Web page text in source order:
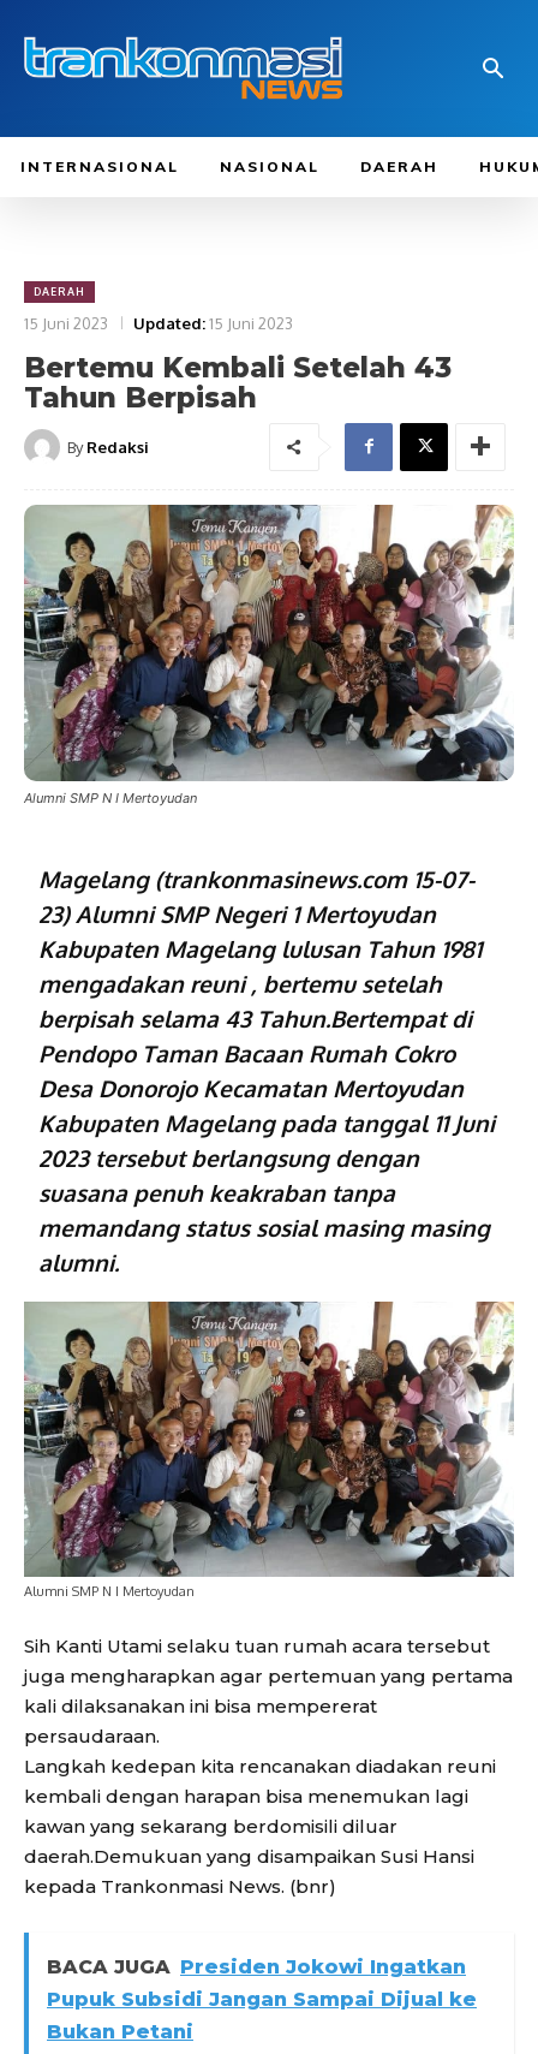
INTERNASIONAL NASIONAL DAERAH
DAERAH
15 Juni 2023 Updated:15 Juni 2023
Bertemu Kembali Setelah 43
Tahun Berpisah
By Redaksi
Alumni SMP N I Mertoyudan
Magelang (trankonmasinews.com 15-07-
23) Alumni SMP Negeri 1 Mertoyudan
Kabupaten Magelanglulusan Tahun 1981
mengadakan reuni , bertemu setelah
berpisah selama 43 Tahun.Bertempat di
Pendopo Taman Bacaan Rumah Cokro
Desa Donorojo Kecamatan Mertoyudan
Kabupaten Magelangpada tanggal 11 Juni
2023 tersebut berlangsung dengan
suasana penuh keakraban tanpa
memandang status sosial masing masing
alumni.
Alumni SMP N I Mertoyudan
Sih Kanti Utami selaku tuan rumah acara tersebut
juga mengharapkan agar pertemuan yang pertama
kali dilaksanakan ini bisa mempererat
persaudaraan.
Langkah kedepan kita rencanakan diadakan reuni
kembali dengan harapan bisa menemukan lagi
kawan yang sekarang berdomisili diluar
daerah.Demukuan yang disampaikan Susi Hansi
kepada Trankonmasi News. (bnr)
BACA JUGA Presiden Jokowi Ingatkan
Pupuk Subsidi Jangan Sampai Dijual ke
Bukan Petani